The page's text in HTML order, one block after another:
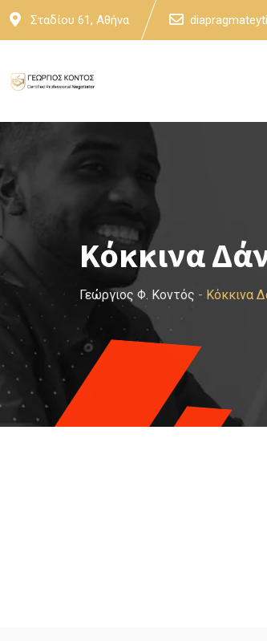
Skip
Σταδίου 61, Αθήνα
Κόκκινα
Γεώργιος Φ. Κοντός - Κόκκινα